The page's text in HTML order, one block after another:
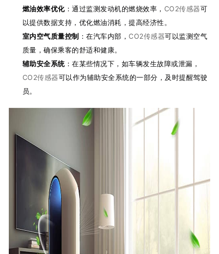
燃油效率优化：通过监测发动机的燃烧效率， CO2传感器可
以提供数据支持，优化燃油消耗，提高经济性。
室内空气质量控制 ：在汽车内部， CO2传感器可以监测空气
质量，确保乘客的舒适和健康。
辅助安全系统：在某些情况下，如车辆发生故障或泄漏，
CO2传感器可以作为辅助安全系统的一部分，及时提醒驾驶
员。